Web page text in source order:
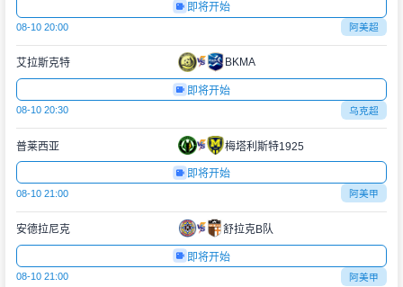
即将开始
08-10 20:00 阿美超
艾拉斯克特 BKMA
即将开始
08-10 20:30 乌克超
普莱西亚 梅塔利斯特1925
即将开始
08-10 21:00 阿美甲
安德拉尼克 舒拉克B队
即将开始
08-10 21:00 阿美甲